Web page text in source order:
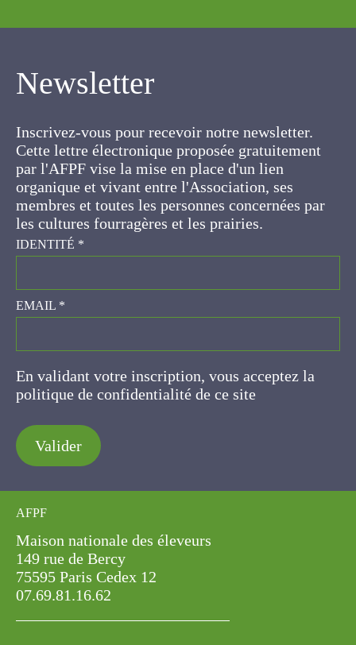
Newsletter
Cette lettre électronique proposée
gratuitement par l'AFPF vise la mise en place
d'un lien organique et vivant entre l'Association,
ses membres et toutes les personnes
concernées par les cultures fourragères et les
prairies.
IDENTITÉ*
EMAIL*
En validant votre inscription, vous acceptez la
politique de confidentialité de ce site
Valider
AFPF
Maison nationale des éleveurs
149 rue de Bercy
75595 Paris Cedex 12
07.69.81.16.62